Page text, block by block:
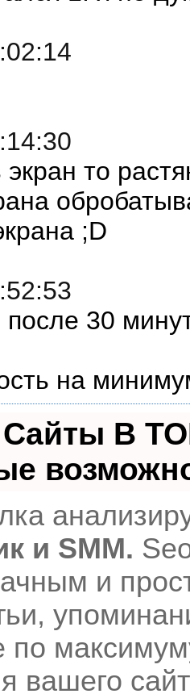
экран то
;D
30
на
Сайты В
и SMM.
и
по
вашего